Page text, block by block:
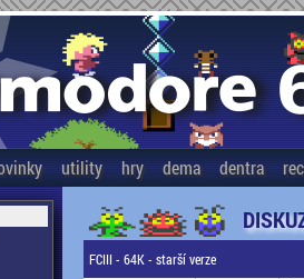
utility hry dema dentra
FCIII - 64K - starší verze